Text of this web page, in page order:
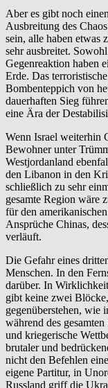
Aber es gibt noch
Ausbreitung des
sein, alle haben etwas
sehr ausbreitet.
Gegenreaktion haben
Erde. Das
Bombenteppich von
dauerhaften Sieg
eine Ära der
Wenn Israel weiterhin
Bewohner unter
Westjordanland
den Libanon in den
schließlich zu sehr
gesamte Region wäre
für den
Ansprüche Chinas,
verläuft.
Die Gefahr eines
Menschen. In den
darüber. In
gibt keine zwei
gegenüberstehen, wie
während des
und kriegerische
brutaler und
nicht den Befehlen
eigene Partitur, in
Russland griff die